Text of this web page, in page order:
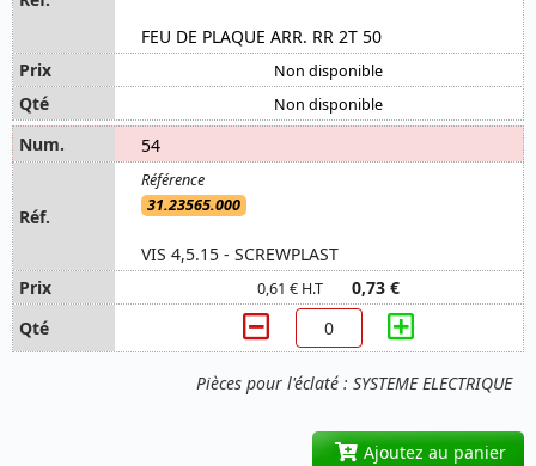
Pièces pour l'éclaté : SYSTEME ELECTRIQUE
FEU DE PLAQUE ARR. RR 2T 50
Non disponible
Non disponible
54
31.23565.000
VIS 4,5.15 - SCREWPLAST
0,61 € H.T 0,73 €
Ajoutez au panier